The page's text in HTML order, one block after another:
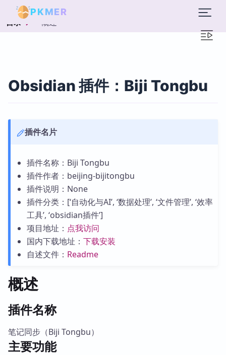
PKMER
目录 概述
Obsidian 插件：Biji Tongbu
插件名片
插件名称：Biji Tongbu
插件作者：beijing-bijitongbu
插件说明：None
插件分类：[‘自动化与AI’, ‘数据处理’, ‘文件管理’, ‘效率
工具’, ‘obsidian插件’]
项目地址： 点我访问
国内下载地址： 下载安装
自述文件： Readme
概述
插件名称
笔记同步（Biji Tongbu）
主要功能